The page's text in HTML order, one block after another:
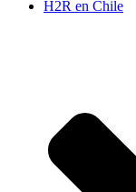
H2R en Chile